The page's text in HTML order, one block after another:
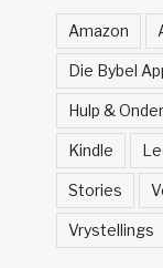
Amazon
Die Bybel
Hulp &
Kindle
Stories
Vrystellings